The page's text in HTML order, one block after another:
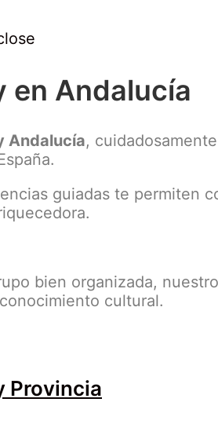
en Andalucía
Andalucía,
guiadas te permiten
bien organizada,
cultural.
Provincia